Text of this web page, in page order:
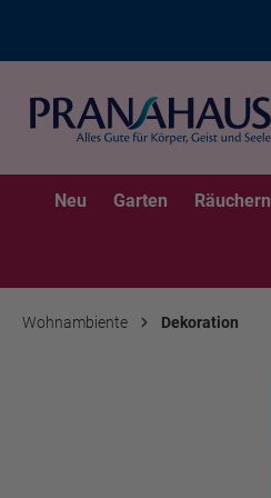
Neu Garten Räuchern
Wohnambiente Dekoration